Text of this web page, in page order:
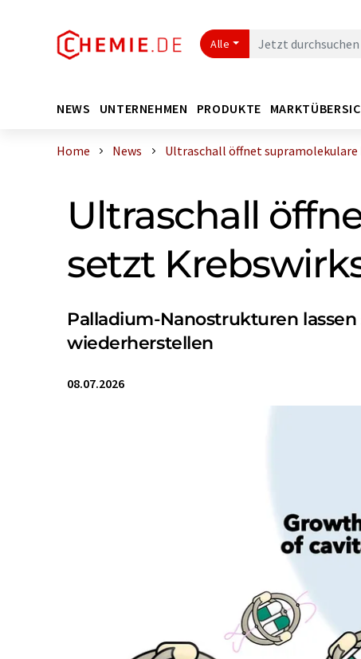
Alle
NEWS UNTERNEHMEN PRODUKTE
Home News Ultraschall öffnet supramolekulare
Ultraschall
setzt
Palladium-Nanostrukturen
wiederherstellen
08.07.2026